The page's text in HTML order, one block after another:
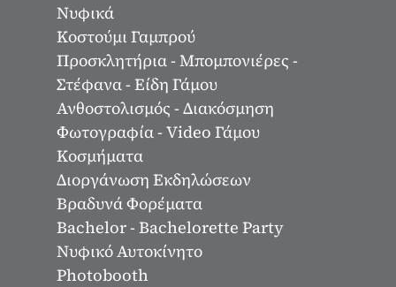
Νυφικά
Κοστούμι Γαμπρού
Προσκλητήρια - Μπομπονιέρες -
Στέφανα - Είδη Γάμου
Ανθοστολισμός - Διακόσμηση
Φωτογραφία - Video Γάμου
Κοσμήματα
Διοργάνωση Εκδηλώσεων
Βραδυνά Φορέματα
Bachelor - Bachelorette Party
Νυφικό Αυτοκίνητο
Photobooth